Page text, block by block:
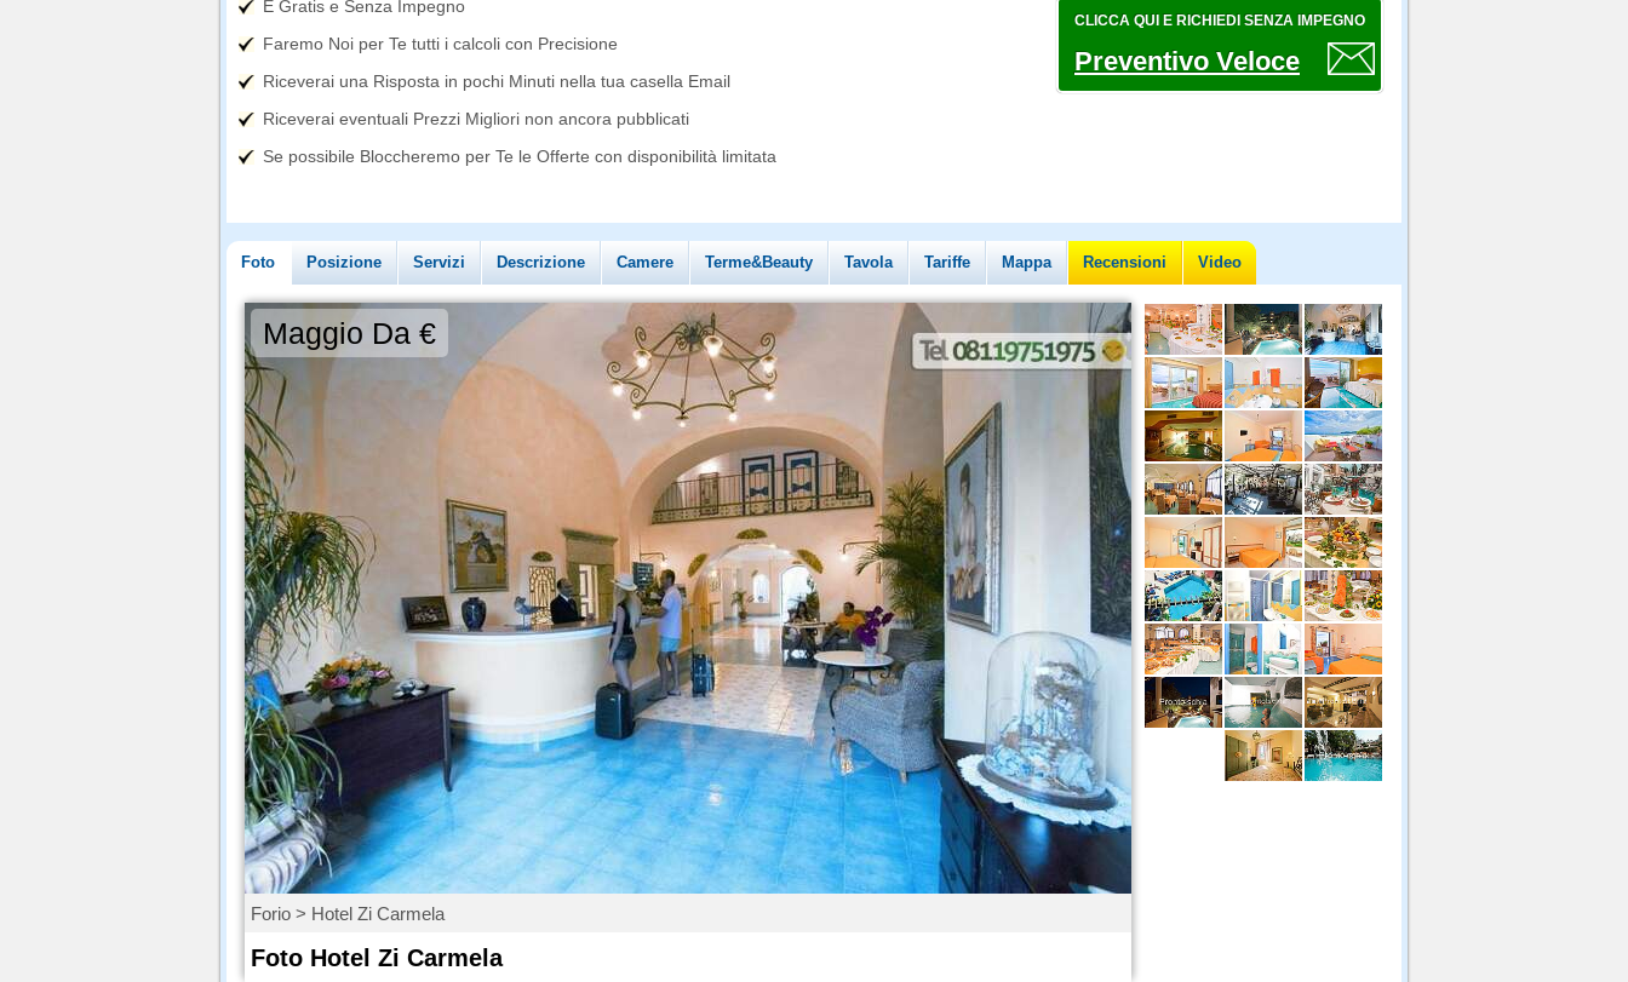
È Gratis e Senza Impegno
Faremo Noi per Te tutti i calcoli con Precisione
Riceverai una Risposta in pochi Minuti nella tua casella Email
Riceverai eventuali Prezzi Migliori non ancora pubblicati
Se possibile Bloccheremo per Te le Offerte con disponibilità limitata
CLICCA QUI E RICHIEDI SENZA IMPEGNO
Preventivo Veloce
Foto Posizione Servizi Descrizione Camere Terme&Beauty Tavola Tariffe Mappa Recensioni Video
Maggio Da €
Forio > Hotel Zi Carmela
Foto Hotel Zi Carmela